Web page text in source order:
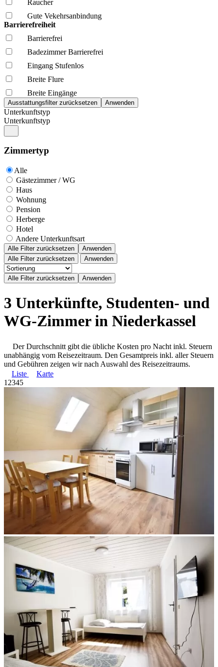
Raucher
Gute Vekehrsanbindung
Barrierefreiheit
Barrierefrei
Badezimmer Barrierefrei
Eingang Stufenlos
Breite Flure
Breite Eingänge
Unterkunftstyp
Unterkunftstyp
Zimmertyp
Alle
Gästezimmer / WG
Haus
Wohnung
Pension
Herberge
Hotel
Andere Unterkunftsart
Alle Filter zurücksetzen
Anwenden
Alle Filter zurücksetzen
Anwenden
3 Unterkünfte, Studenten- und
WG-Zimmer in Niederkassel
Der Durchschnitt gibt die übliche Kosten pro Nacht inkl. Steuern
unabhängig vom Reisezeitraum. Den Gesamtpreis inkl. aller Steuern
und Gebühren zeigen wir nach Auswahl des Reisezeitraums.
Liste
Karte
1 2345